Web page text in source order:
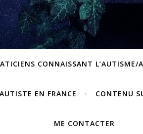
CONNAISSANT L’AUTISME/
EN FRANCE CONTENU
ME CONTACTER